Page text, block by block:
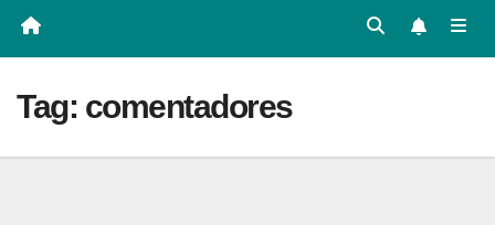
Tag: comentadores